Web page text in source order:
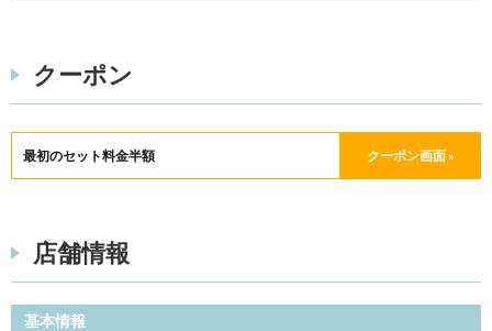
クーポン
最初のセット料金半額 クーポン画面 »
店舗情報
基本情報